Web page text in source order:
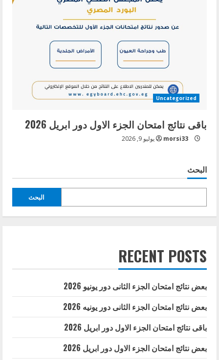
Uncategorized
باقى نتائج امتحان الجزء الاول دور ابريل 2026
morsi33 يوليو 9, 2026
البحث
البحث
RECENT POSTS
بعض نتائج امتحان الجزء الثانى دور يونيو 2026
بعض نتائج امتحان الجزء الثانى دور يونيه 2026
باقى نتائج امتحان الجزء الاول دور ابريل 2026
بعض نتائج امتحان الجزء الاول دور ابريل 2026